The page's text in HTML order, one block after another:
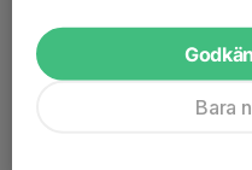
Bara